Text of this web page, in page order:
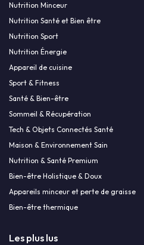
Nutrition Minceur
Nutrition Santé et Bien être
Nutrition Sport
Nutrition Énergie
Appareil de cuisine
Sport & Fitness
Santé & Bien-être
Sommeil & Récupération
Tech & Objets Connectés Santé
Maison & Environnement Sain
Nutrition & Santé Premium
Bien-être Holistique & Doux
Appareils minceur et perte de graisse
Bien-être thermique
Les plus lus